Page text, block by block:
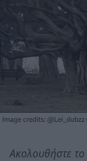
Ακολουθήστε το